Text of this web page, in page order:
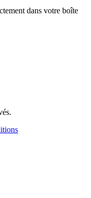
dans votre boîte